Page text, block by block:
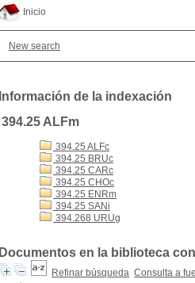
Inicio
New search
Información de la indexación
394.25 ALFm
394.25 ALFc
394.25 BRUc
394.25 CARc
394.25 CHOc
394.25 ENRm
394.25 SANi
394.268 URUg
Documentos en la biblioteca
Refinar búsqueda Consulta a